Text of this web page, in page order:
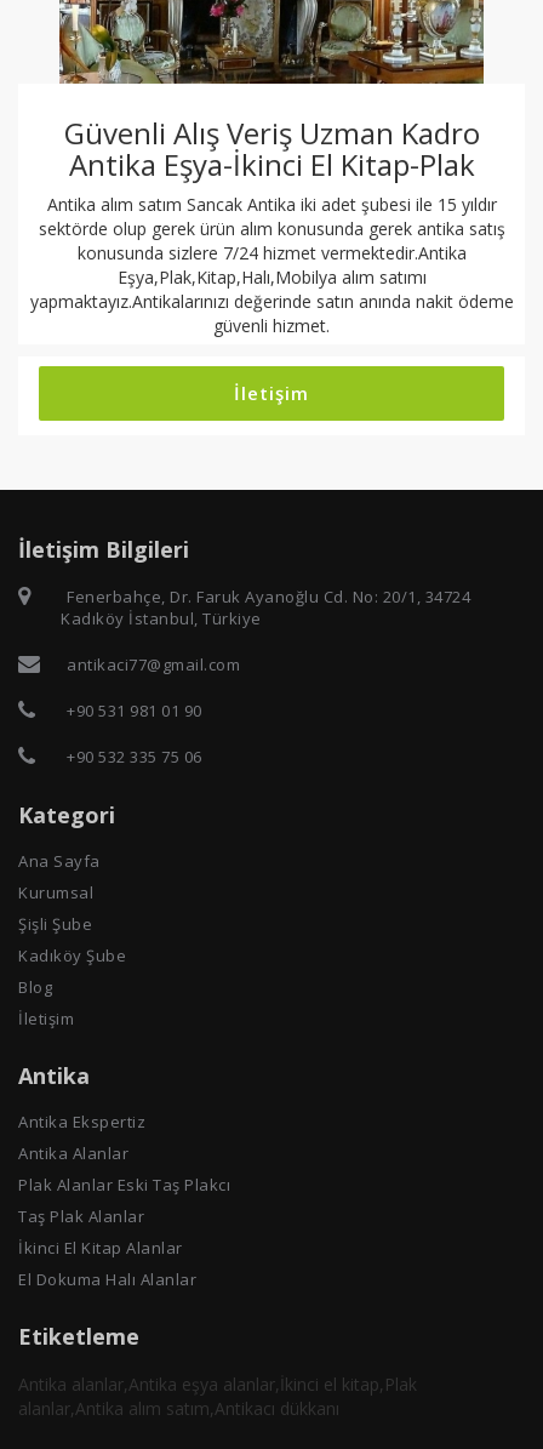
Güvenli Alış Veriş Uzman Kadro
Antika Eşya-İkinci El Kitap-Plak
Antika alım satım Sancak Antika iki adet şubesi ile 15 yıldır
sektörde olup gerek ürün alım konusunda gerek antika satış
konusunda sizlere 7/24 hizmet vermektedir.Antika
Eşya,Plak,Kitap,Halı,Mobilya alım satımı
yapmaktayız.Antikalarınızı değerinde satın anında nakit ödeme
güvenli hizmet.
İletişim
İletişim Bilgileri
Fenerbahçe, Dr. Faruk Ayanoğlu Cd. No: 20/1, 34724
Kadıköy İstanbul, Türkiye
antikaci77@gmail.com
+90 531 981 01 90
+90 532 335 75 06
Kategori
Ana Sayfa
Kurumsal
Şişli Şube
Kadıköy Şube
Blog
İletişim
Antika
Antika Ekspertiz
Antika Alanlar
Plak Alanlar Eski Taş Plakcı
Taş Plak Alanlar
İkinci El Kitap Alanlar
El Dokuma Halı Alanlar
Etiketleme
Antika alanlar,Antika eşya alanlar,İkinci el kitap,Plak
alanlar,Antika alım satım,Antikacı dükkanı